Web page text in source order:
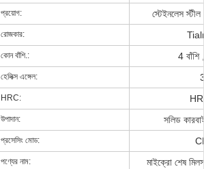
প্রয়োগ: স্টেইনলেস
রোজকার:
কোন বাঁশি.: 4 বাঁশি
হেলিক্স এঙ্গেল:
HRC:
উপাদান: সলিড
প্রসেসিং মোড:
পণ্যের নাম: মাইক্রো শেষ